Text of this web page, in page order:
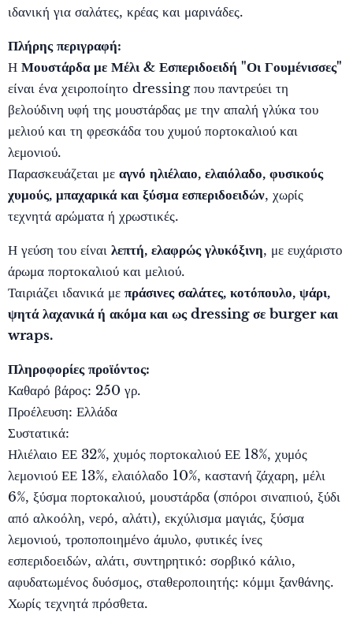
ιδανική για σαλάτες, κρέας και μαρινάδες.
Πλήρης περιγραφή:
Η Μουστάρδα με Μέλι & Εσπεριδοειδή "Οι Γουμένισσες"
είναι ένα χειροποίητο dressing που παντρεύει τη
βελούδινη υφή της μουστάρδας με την απαλή γλύκα του
μελιού και τη φρεσκάδα του χυμού πορτοκαλιού και
λεμονιού.
Παρασκευάζεται με αγνό ηλιέλαιο, ελαιόλαδο, φυσικούς
χυμούς, μπαχαρικά και ξύσμα εσπεριδοειδών, χωρίς
τεχνητά αρώματα ή χρωστικές.
Η γεύση του είναι λεπτή, ελαφρώς γλυκόξινη, με ευχάριστο
άρωμα πορτοκαλιού και μελιού.
Ταιριάζει ιδανικά με πράσινες σαλάτες, κοτόπουλο, ψάρι,
ψητά λαχανικά ή ακόμα και ως dressing σε burger και
wraps.
Πληροφορίες προϊόντος:
Καθαρό βάρος: 250 γρ.
Προέλευση: Ελλάδα
Συστατικά:
Ηλιέλαιο ΕΕ 32%, χυμός πορτοκαλιού ΕΕ 18%, χυμός
λεμονιού ΕΕ 13%, ελαιόλαδο 10%, καστανή ζάχαρη, μέλι
6%, ξύσμα πορτοκαλιού, μουστάρδα (σπόροι σιναπιού, ξύδι
από αλκοόλη, νερό, αλάτι), εκχύλισμα μαγιάς, ξύσμα
λεμονιού, τροποποιημένο άμυλο, φυτικές ίνες
εσπεριδοειδών, αλάτι, συντηρητικό: σορβικό κάλιο,
αφυδατωμένος δυόσμος, σταθεροποιητής: κόμμι ξανθάνης.
Χωρίς τεχνητά πρόσθετα.